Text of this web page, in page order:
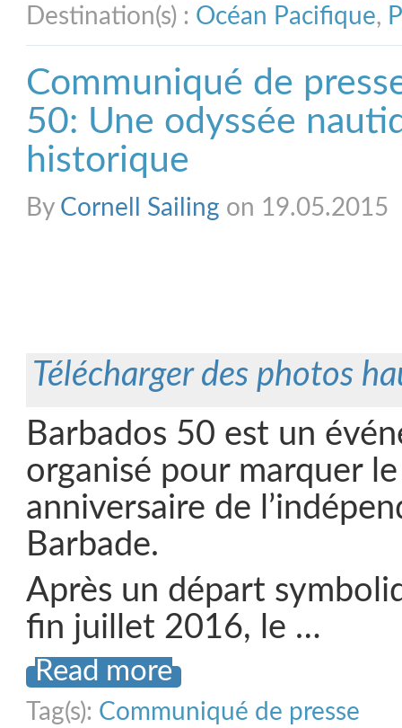
Destination(s) : Océan Pacifique,
Communiqué de
50: Une odyssée
historique
By Cornell Sailing on 19.05.2015
Télécharger des photos
Barbados 50 est un
organisé pour marquer
anniversaire de
Barbade.
Après un départ
fin juillet 2016, le …
Read more
Tag(s): Communiqué de presse